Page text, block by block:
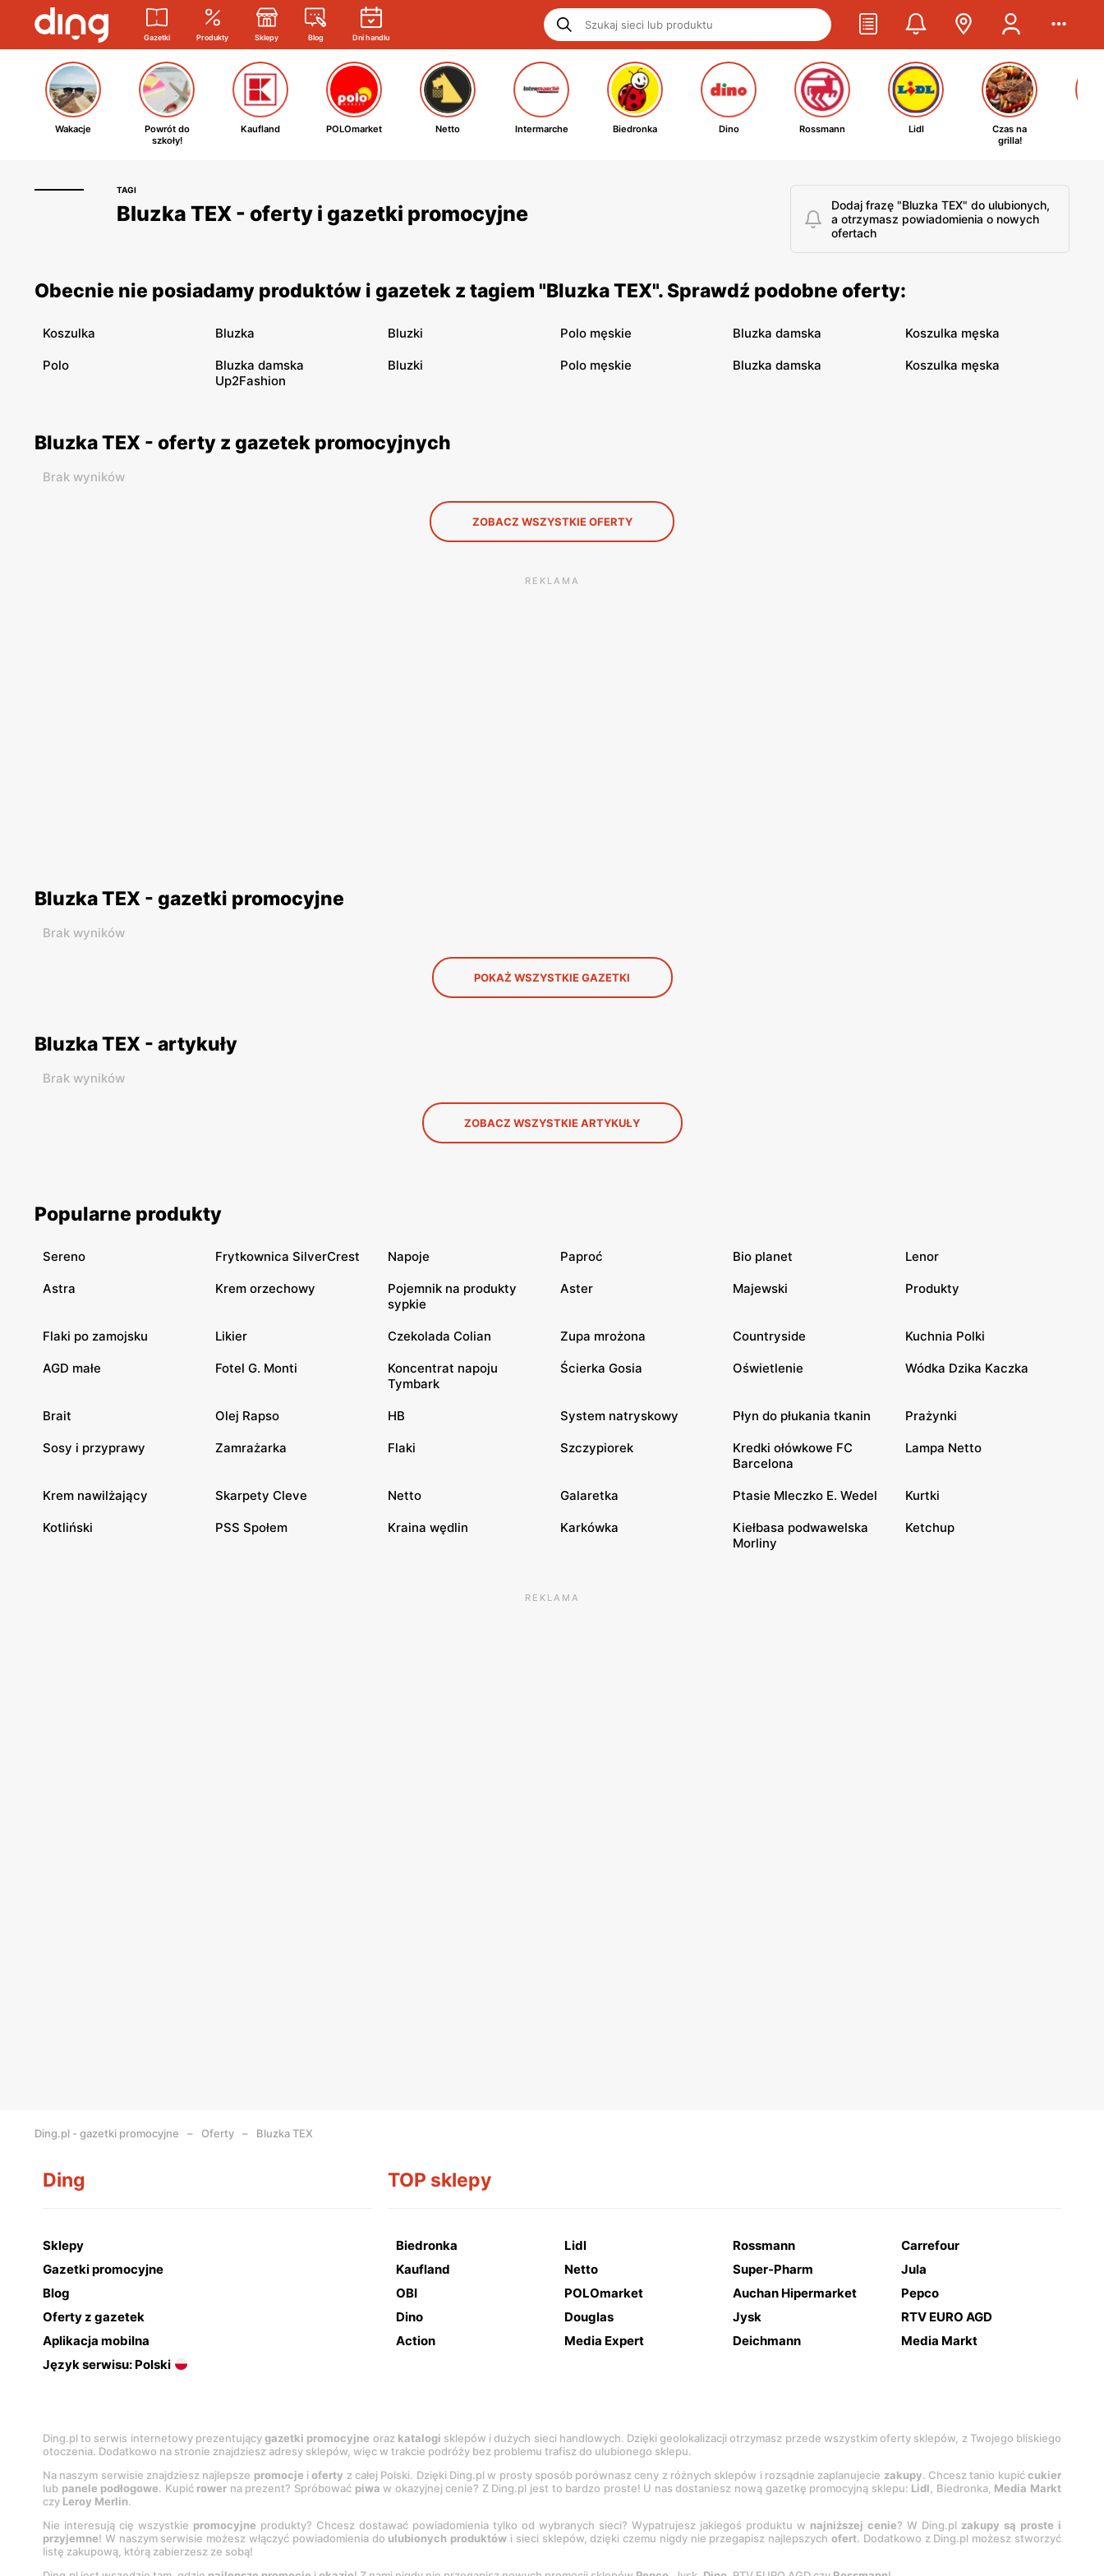
Gazetki Produkty Sklepy Blog Dni handlu
Wakacje
Powrót do
szkoły!
Kaufland POLOmarket Netto Intermarche Biedronka Dino Rossmann Lidl
Czas na
grilla!
TAGI
Bluzka TEX - oferty i gazetki promocyjne
Dodaj frazę "Bluzka TEX" do ulubionych,
a otrzymasz powiadomienia o nowych
ofertach
Obecnie nie posiadamy produktów i gazetek z tagiem "Bluzka TEX". Sprawdź podobne oferty:
Koszulka Bluzka Bluzki Polo męskie Bluzka damska Koszulka męska
Polo
Bluzka damska
Up2Fashion
Bluzki Polo męskie Bluzka damska Koszulka męska
Bluzka TEX - oferty z gazetek promocyjnych
Brak wyników
ZOBACZ WSZYSTKIE OFERTY
REKLAMA
Bluzka TEX - gazetki promocyjne
Brak wyników
POKAŻ WSZYSTKIE GAZETKI
Bluzka TEX - artykuły
Brak wyników
ZOBACZ WSZYSTKIE ARTYKUŁY
Popularne produkty
Sereno Frytkownica SilverCrest Napoje Paproć Bio planet Lenor
Astra Krem orzechowy
Pojemnik na produkty
sypkie
Aster Majewski Produkty
Flaki po zamojsku Likier Czekolada Colian Zupa mrożona Countryside Kuchnia Polki
AGD małe Fotel G. Monti
Koncentrat napoju
Tymbark
Ścierka Gosia Oświetlenie Wódka Dzika Kaczka
Brait Olej Rapso HB System natryskowy Płyn do płukania tkanin Prażynki
Sosy i przyprawy Zamrażarka Flaki Szczypiorek
Kredki ołówkowe FC
Barcelona
Lampa Netto
Krem nawilżający Skarpety Cleve Netto Galaretka Ptasie Mleczko E. Wedel Kurtki
Kotliński PSS Społem Kraina wędlin Karkówka
Kiełbasa podwawelska
Morliny
Ketchup
REKLAMA
Ding.pl - gazetki promocyjne Oferty Bluzka TEX
Ding
Sklepy
Gazetki promocyjne
Blog
Oferty z gazetek
Aplikacja mobilna
Język serwisu: Polski
TOP sklepy
Biedronka Lidl Rossmann
Carrefour
Kaufland
Netto Super-Pharm
Jula
OBI
POLOmarket Auchan Hipermarket
Pepco
Dino
Douglas Jysk
RTV EURO AGD
Action
Media Expert Deichmann Media Markt
Ding.pl to serwis internetowy prezentującygazetki promocyjne oraz katalogi sklepów i dużych sieci handlowych. Dzięki geolokalizacji otrzymasz przede wszystkim oferty sklepów, z Twojego bliskiego
otoczenia. Dodatkowo na stronie znajdziesz adresy sklepów, więc w trakcie podróży bez problemu trafisz do ulubionego sklepu.
Na naszym serwisie znajdziesz najlepsze promocje ioferty z całej Polski. Dzięki Ding.pl w prosty sposób porównasz ceny z różnych sklepów i rozsądnie zaplanujecie zakupy. Chcesz tanio kupićcukier
lub panele podłogowe. Kupić rower na prezent? Spróbować piwa w okazyjnej cenie? Z Ding.pl jest to bardzo proste! U nas dostaniesz nową gazetkę promocyjną sklepu: Lidl, Biedronka, Media Markt
czy Leroy Merlin.
Nie interesują cię wszystkie promocyjne produkty? Chcesz dostawać powiadomienia tylko od wybranych sieci? Wypatrujesz jakiegoś produktu w najniższej cenie? W Ding.pl zakupy są proste i
przyjemne! W naszym serwisie możesz włączyć powiadomienia do ulubionych produktów i sieci sklepów, dzięki czemu nigdy nie przegapisz najlepszychofert. Dodatkowo z Ding.pl możesz stworzyć
listę zakupową, którą zabierzesz ze sobą!